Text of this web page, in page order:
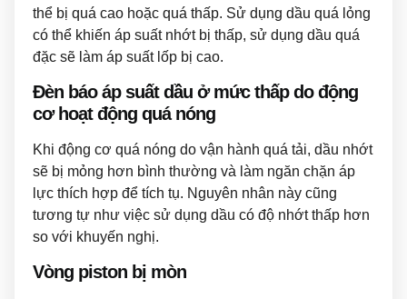
thể bị quá cao hoặc quá thấp. Sử dụng dầu quá lỏng
có thể khiến áp suất nhớt bị thấp, sử dụng dầu quá
đặc sẽ làm áp suất lốp bị cao.
Đèn báo áp suất dầu ở mức thấp do động
cơ hoạt động quá nóng
Khi động cơ quá nóng do vận hành quá tải, dầu nhớt
sẽ bị mỏng hơn bình thường và làm ngăn chặn áp
lực thích hợp để tích tụ. Nguyên nhân này cũng
tương tự như việc sử dụng dầu có độ nhớt thấp hơn
so với khuyến nghị.
Vòng piston bị mòn